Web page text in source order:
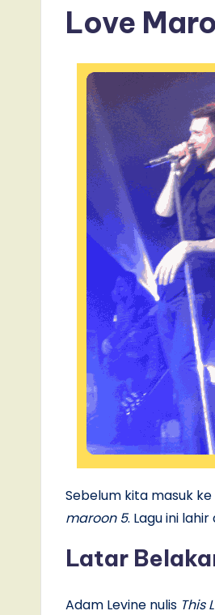
Love
Sebelum kita masuk
maroon 5. Lagu ini
Latar
Adam Levine nulis This